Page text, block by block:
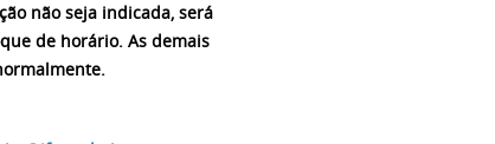
não seja indicada, será
de horário. As demais